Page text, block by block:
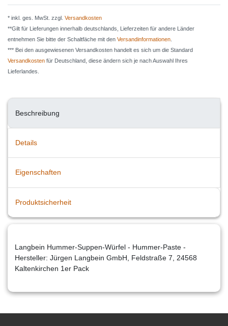
* inkl. ges. MwSt. zzgl. Versandkosten
**Gilt für Lieferungen innerhalb deutschlands, Lieferzeiten für andere Länder
entnehmen Sie bitte der Schaltfäche mit den Versandinformationen
*** Bei den ausgewiesenen Versandkosten handelt es sich um die Standard
Versandkosten für Deutschland, diese ändern sich je nach Auswahl Ihres
Lieferlandes.
Beschreibung
Details
Eigenschaften
Produktsicherheit
Langbein Hummer-Suppen-Würfel - Hummer-Paste -
Hersteller: Jürgen Langbein GmbH, Feldstraße 7, 24568
Kaltenkirchen 1er Pack